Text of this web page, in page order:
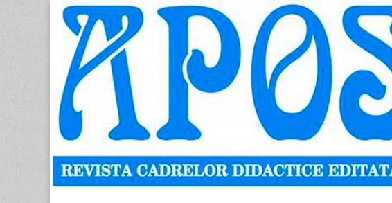
Apostolul
Revista
cadrelor
didactice
din
judetul
Neamt